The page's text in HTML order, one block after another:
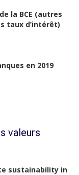
la BCE (autres
taux d’intérêt)
en 2019
valeurs
sustainability in